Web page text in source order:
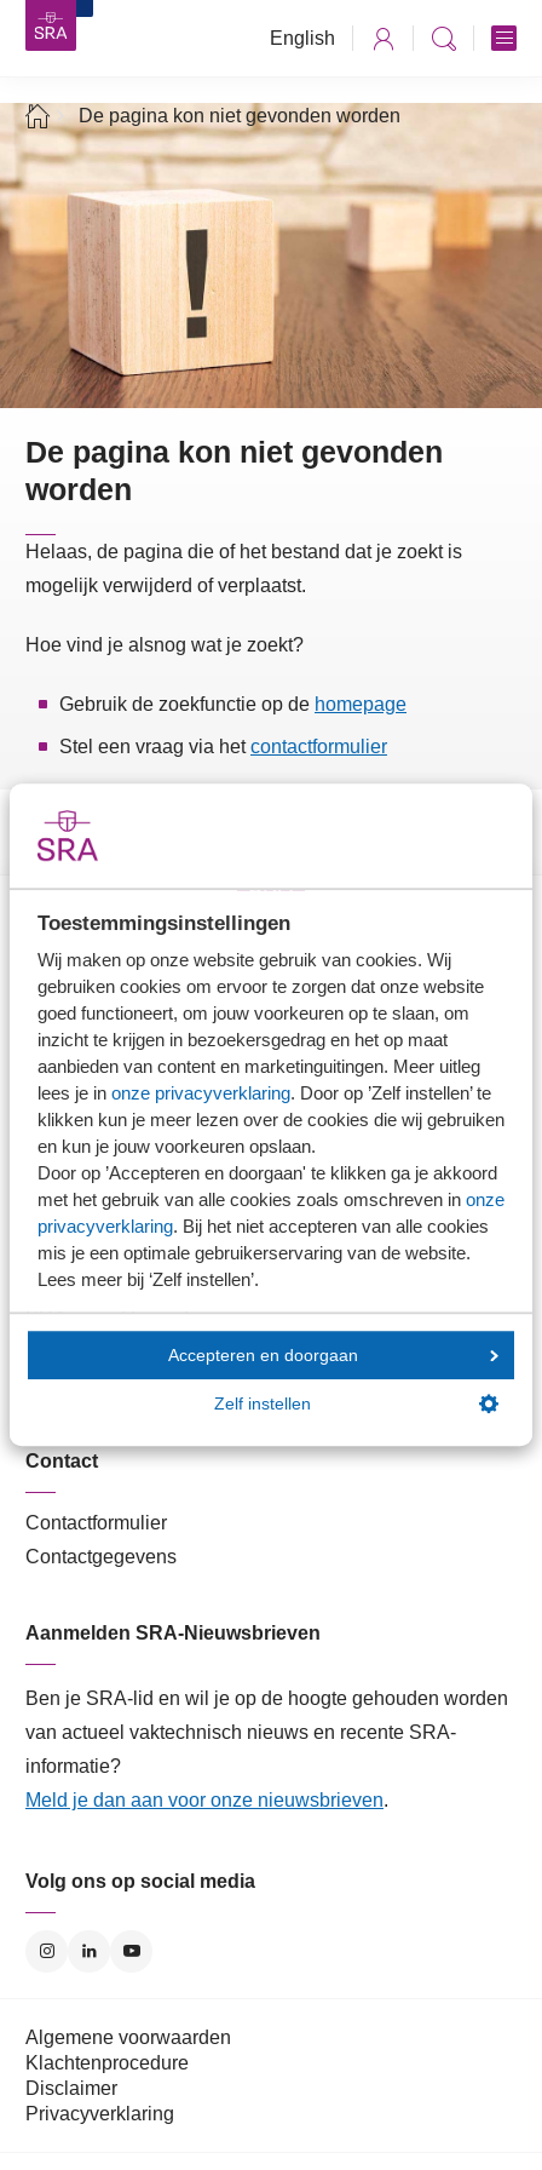
Toestemmingsinstellingen
Wij maken op onze website gebruik van cookies. Wij
gebruiken cookies om ervoor te zorgen dat onze website
goed functioneert, om jouw voorkeuren op te slaan, om
inzicht te krijgen in bezoekersgedrag en het op maat
aanbieden van content en marketinguitingen. Meer uitleg
lees je in onze privacyverklaring. Door op ’Zelf instellen’ te
klikken kun je meer lezen over de cookies die wij gebruiken
en kun je jouw voorkeuren opslaan.
Door op ’Accepteren en doorgaan' te klikken ga je akkoord
met het gebruik van alle cookies zoals omschreven in onze
privacyverklaring. Bij het niet accepteren van alle cookies
mis je een optimale gebruikerservaring van de website.
Lees meer bij ‘Zelf instellen’.
Accepteren en doorgaan
Zelf instellen
English
De pagina kon niet gevonden worden
De pagina kon niet gevonden
worden
Helaas, de pagina die of het bestand dat je zoekt is
mogelijk verwijderd of verplaatst.
Hoe vind je alsnog wat je zoekt?
Gebruik de zoekfunctie op de homepage
Stel een vraag via hetcontactformulier
Stel je vaktechnische vraag
Branche in Zicht
Dossiers
Kantoorvinder
Nieuwsbank
Handige links
Veilig bestanden delen
SRA-gecertificeerd
Lid worden
Contact
Contactformulier
Contactgegevens
Aanmelden SRA-Nieuwsbrieven
Ben je SRA-lid en wil je op de hoogte gehouden worden
van actueel vaktechnisch nieuws en recente SRA-
informatie?
Meld je dan aan voor onze nieuwsbrieven.
Volg ons op social media
Algemene voorwaarden
Klachtenprocedure
Disclaimer
Privacyverklaring